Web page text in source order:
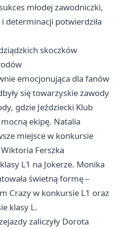
młodej zawodniczki,
determinacji potwierdziła
skoczków
emocjonująca dla fanów
się towarzyskie zawody
gdzie Jeździecki Klub
ekipę. Natalia
miejsce w konkursie
Ferszka
L1 na Jokerze. Monika
świetną formę –
Crazy w konkursie L1 oraz
klasy L.
zaliczyły Dorota